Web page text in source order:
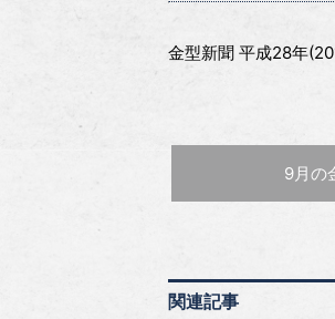
金型新聞 平成28年
前の
9月の
関連記事